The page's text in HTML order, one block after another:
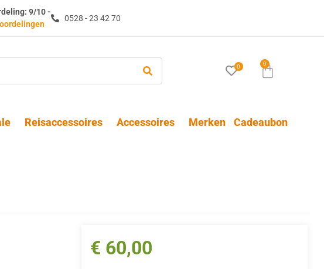
9/10 -
0528 - 23 42 70
0 0
Reisaccessoires Accessoires Merken Cadeaubon
€ 60,00